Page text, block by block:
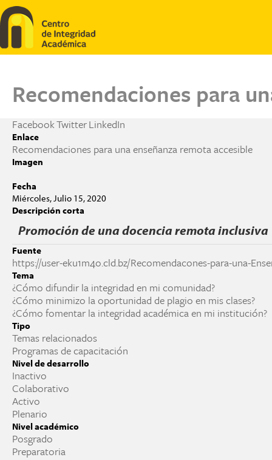
Pasar al contenido principal
Recomendaciones para
FacebookTwitterLinkedIn
Enlace
Recomendaciones para una enseñanza remota accesible
Imagen
Fecha
Miércoles, Julio 15, 2020
Descripción corta
Promoción de una docencia remota inclusiva
Fuente
https://user-eku1m4o.cld.bz/Recomendacones-para-una-
Tema
¿Cómo difundir la integridad en mi comunidad?
¿Cómo minimizo la oportunidad de plagio en mis clases?
¿Cómo fomentar la integridad académica en mi institución?
Tipo
Temas relacionados
Programas de capacitación
Nivel de desarrollo
Inactivo
Colaborativo
Activo
Plenario
Nivel académico
Posgrado
Preparatoria